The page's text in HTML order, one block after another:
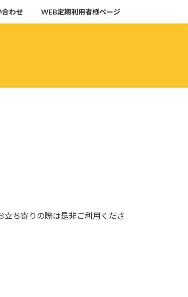
合わせ WEB定期利用者様ページ
ち寄りの際は是非ご利用くださ